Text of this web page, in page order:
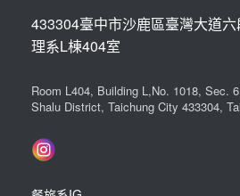
433304臺中市沙鹿區臺灣大道
理系L棟404室
Room L404, Building L,No. 1018, Sec.
Shalu District, Taichung City 433304,